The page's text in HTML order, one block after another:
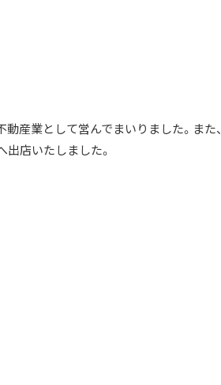
産業として営んでまいりました。また
店いたしました。